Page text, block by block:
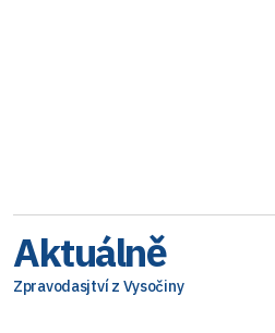
Aktuálně
Zpravodasjtví z Vysočiny